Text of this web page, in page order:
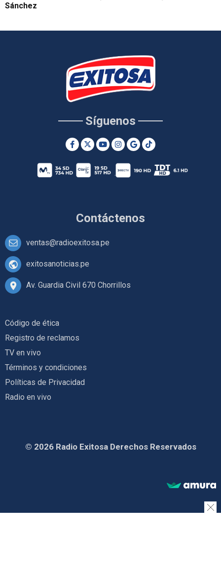
Sánchez
Contáctenos
ventas@radioexitosa.pe
exitosanoticias.pe
Av. Guardia Civil 670 Chorrillos
Síguenos
Código de ética
Registro de reclamos
TV en vivo
Términos y condiciones
Políticas de Privacidad
Radio en vivo
© 2026 Radio Exitosa Derechos Reservados